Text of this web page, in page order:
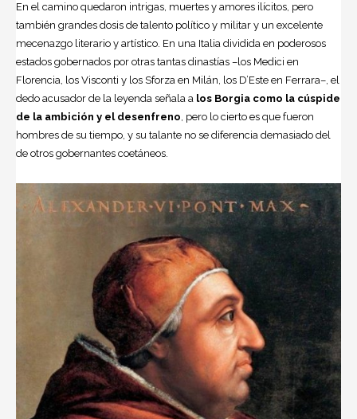
En el camino quedaron intrigas, muertes y amores ilícitos, pero
también grandes dosis de talento político y militar y un excelente
mecenazgo literario y artístico. En una Italia dividida en poderosos
estados gobernados por otras tantas dinastías –los Medici en
Florencia, los Visconti y los Sforza en Milán, los D’Este en Ferrara–, el
dedo acusador de la leyenda señala a los Borgia como la cúspide
de la ambición y el desenfreno, pero lo cierto es que fueron
hombres de su tiempo, y su talante no se diferencia demasiado del
de otros gobernantes coetáneos.